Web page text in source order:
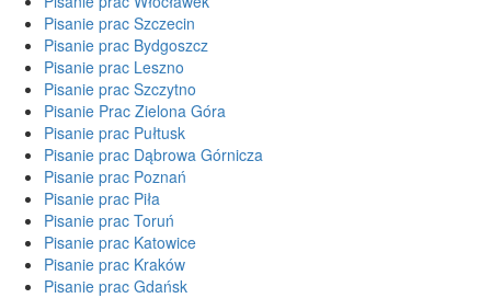
Pisanie prac Szczecin
Pisanie prac Bydgoszcz
Pisanie prac Leszno
Pisanie prac Szczytno
Pisanie Prac Zielona Góra
Pisanie prac Pułtusk
Pisanie prac Dąbrowa Górnicza
Pisanie prac Poznań
Pisanie prac Piła
Pisanie prac Toruń
Pisanie prac Katowice
Pisanie prac Kraków
Pisanie prac Gdańsk